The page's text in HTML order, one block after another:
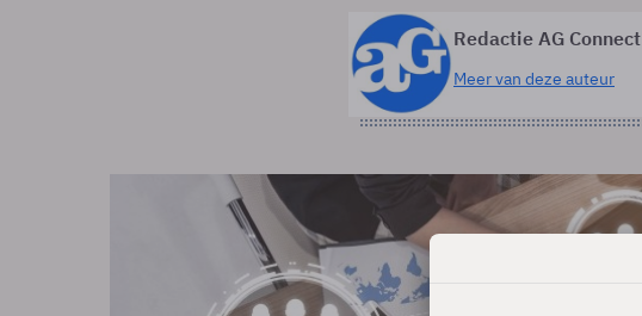
Redactie AG Connect
Meer van deze auteur